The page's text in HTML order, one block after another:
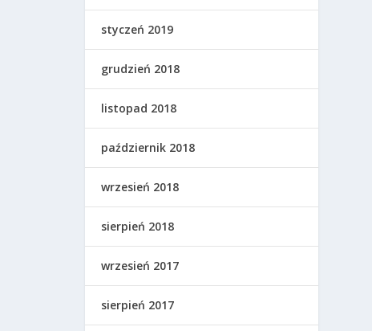
styczeń 2019
grudzień 2018
listopad 2018
październik 2018
wrzesień 2018
sierpień 2018
wrzesień 2017
sierpień 2017